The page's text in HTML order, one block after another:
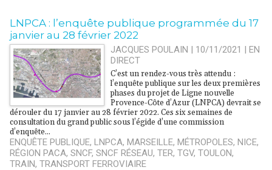
LNPCA : l’enquête publique programmée du 17
janvier au 28 février 2022
JACQUES POULAIN | 10/11/2021 |EN
DIRECT
C’est un rendez-vous très attendu :
l’enquête publique sur les deux premières
phases du projet de Ligne nouvelle
Provence-Côte d’Azur (LNPCA) devrait se
dérouler du 17 janvier au 28 février 2022. Ces six semaines de
consultation du grand public sous l’égide d’une commission
d’enquête...
ENQUÊTE PUBLIQUE, LNPCA, MARSEILLE, MÉTROPOLES, NICE,
RÉGION PACA, SNCF, SNCF RÉSEAU, TER, TGV, TOULON,
TRAIN, TRANSPORT FERROVIAIRE